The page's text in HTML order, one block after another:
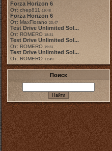
Forza Horizon 6
От: chep811 19:48
Forza Horizon 6
От: MaxFiorano 23:47
Test Drive Unlimited Sol...
От: ROMERO 18:31
Test Drive Unlimited Sol...
От: ROMERO 19:31
Test Drive Unlimited Sol...
От: ROMERO 11:49
Поиск